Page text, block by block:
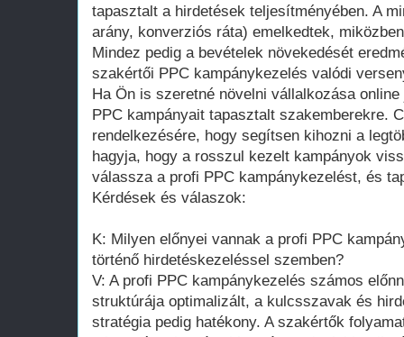
tapasztalt a hirdetések teljesítményében. A
arány, konverziós ráta) emelkedtek,
Mindez pedig a bevételek növekedését
szakértői PPC kampánykezelés valódi
Ha Ön is szeretné növelni vállalkozása
PPC kampányait tapasztalt szakemberekre.
rendelkezésére, hogy segítsen kihozni a
hagyja, hogy a rosszul kezelt kampányok
válassza a profi PPC kampánykezelést, és
Kérdések és válaszok:
K: Milyen előnyei vannak a profi PPC
történő hirdetéskezeléssel szemben?
V: A profi PPC kampánykezelés számos
struktúrája optimalizált, a kulcsszavak és
stratégia pedig hatékony. A szakértők